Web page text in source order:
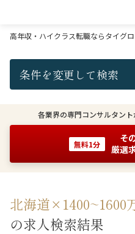
高年収・ハイクラス転職ならタイグ
条件を変更して検索
各業界の専門コンサルタン
無料1分
そ
厳選
北海道×1400~1600
の求人検索結果